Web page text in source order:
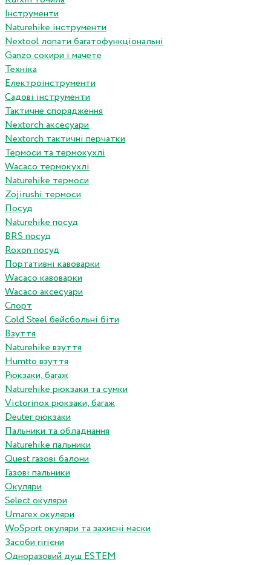
Інструменти
Naturehike інструменти
Nextool лопати багатофункціональні
Ganzo сокири і мачете
Техніка
Електроінструменти
Садові інструменти
Тактичне спорядження
Nextorch аксесуари
Nextorch тактичні перчатки
Термоси та термокухлі
Wacaco термокухлі
Naturehike термоси
Zojirushi термоси
Посуд
Naturehike посуд
BRS посуд
Roxon посуд
Портативні кавоварки
Wacaco кавоварки
Wacaco аксесуари
Спорт
Cold Steel бейсбольні біти
Взуття
Naturehike взуття
Humtto взуття
Рюкзаки, багаж
Naturehike рюкзаки та сумки
Victorinox рюкзаки, багаж
Deuter рюкзаки
Пальники та обладнання
Naturehike пальники
Quest газові балони
Газові пальники
Окуляри
Select окуляри
Umarex окуляри
WoSport окуляри та захисні маски
Засоби гігієни
Одноразовий душ ESTEM